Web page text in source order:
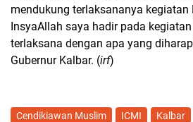
mendukung terlaksananya
InsyaAllah saya hadir pada
terlaksana dengan apa yang
Gubernur Kalbar. (irf)
Cendikiawan Muslim ICMI Kalbar